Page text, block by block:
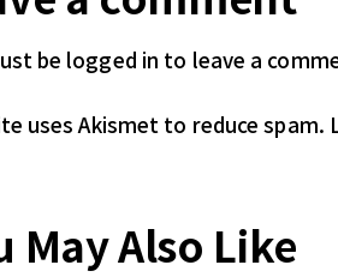
be logged in to leave a
uses Akismet to reduce spam.
May Also Like